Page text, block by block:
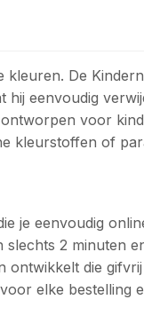
De
hij eenvoudig
voor
kleurstoffen of
je eenvoudig
2 minuten
ontwikkelt die
elke bestelling